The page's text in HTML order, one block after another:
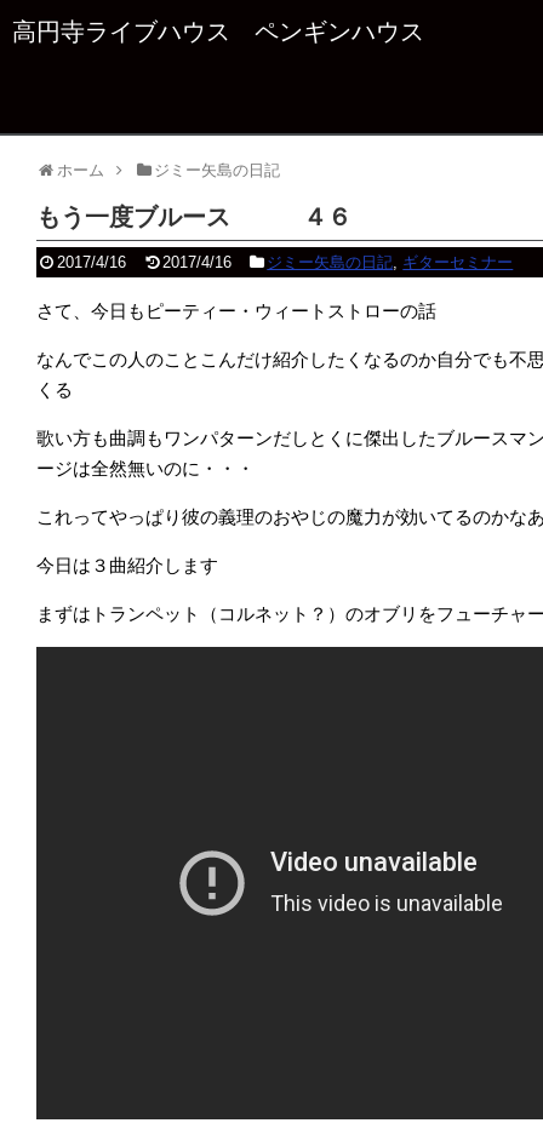
高円寺ライブハウス ペンギンハウス
ホーム ジミー矢島の日記
もう一度ブルース ４６
2017/4/16 2017/4/16 ジミー矢島の日記, ギターセミナー
さて、今日もピーティー・ウィートストローの話
なんでこの人のことこんだけ紹介したくなるのか自分でも不
くる
歌い方も曲調もワンパターンだしとくに傑出したブルースマ
ージは全然無いのに・・・
これってやっぱり彼の義理のおやじの魔力が効いてるのかな
今日は３曲紹介します
まずはトランペット（コルネット？）のオブリをフューチャ